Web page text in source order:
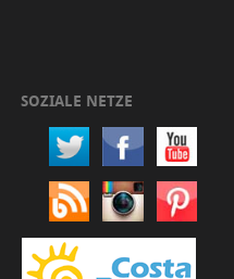
SOZIALE NETZE